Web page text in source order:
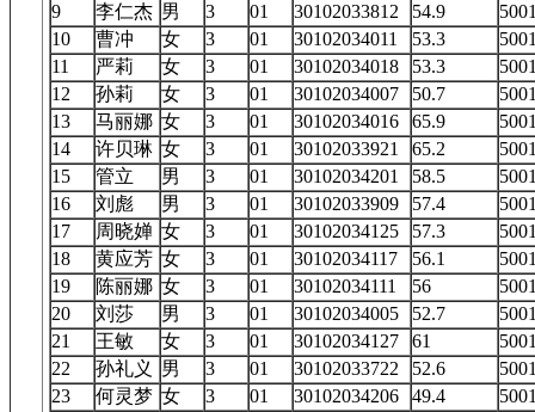
9
李仁杰 男 3 01 30102033812 54.9
10
曹冲 女 3 01 30102034011 53.3
11
严莉 女 3 01 30102034018 53.3
12
孙莉 女 3 01 30102034007 50.7
13
马丽娜 女 3 01 30102034016 65.9
14
许贝琳 女 3 01 30102033921 65.2
15
管立 男 3 01 30102034201 58.5
16
刘彪 男 3 01 30102033909 57.4
17
周晓婵 女 3 01 30102034125 57.3
18
黄应芳 女 3 01 30102034117 56.1
19
陈丽娜 女 3 01 30102034111 56
20
刘莎 男 3 01 30102034005 52.7
21
王敏 女 3 01 30102034127 61
22
孙礼义 男 3 01 30102033722 52.6
23
何灵梦 女 3 01 30102034206 49.4